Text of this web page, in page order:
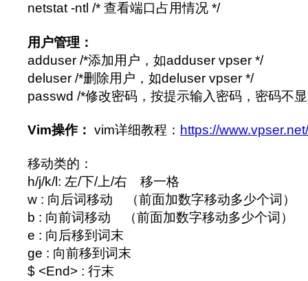
netstat -ntl /* 查看端口占用情况 */
用户管理：
adduser /*添加用户，如adduser vpser */
deluser /*删除用户，如deluser vpser */
passwd /*修改密码，按提示输入密码，密码不
Vim操作： vim详细教程： https://
移动类的：
h/j/k/l: 左/下/上/右 移一格
w : 向后词移动 （前面加数字移动多少个词）
b : 向前词移动 （前面加数字移动多少个词）
e : 向后移到词末
ge : 向前移到词末
$ <End> : 行末